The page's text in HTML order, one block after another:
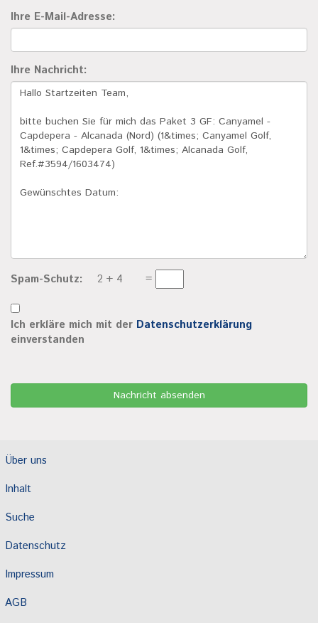
Ihre E-Mail-Adresse:
Ihre Nachricht:
Spam-Schutz: 2 + 4 =
Ich erkläre mich mit der Datenschutzerklärung
einverstanden
Über uns
Inhalt
Suche
Datenschutz
Impressum
AGB